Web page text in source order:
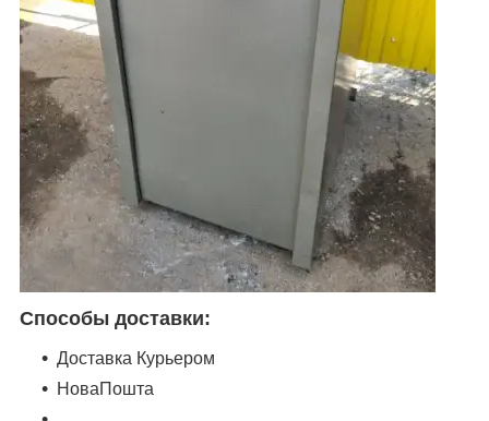
Способы доставки:
Доставка Курьером
НоваПошта